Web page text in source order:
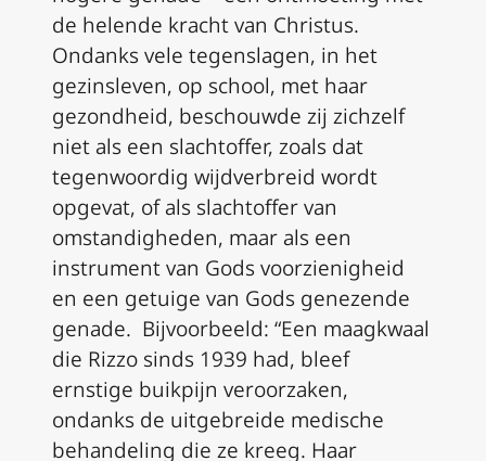
de helende kracht van Christus.
Ondanks vele tegenslagen, in het
gezinsleven, op school, met haar
gezondheid, beschouwde zij zichzelf
niet als een slachtoffer, zoals dat
tegenwoordig wijdverbreid wordt
opgevat, of als slachtoffer van
omstandigheden, maar als een
instrument van Gods voorzienigheid
en een getuige van Gods genezende
genade. Bijvoorbeeld: “Een maagkwaal
die Rizzo sinds 1939 had, bleef
ernstige buikpijn veroorzaken,
ondanks de uitgebreide medische
behandeling die ze kreeg. Haar